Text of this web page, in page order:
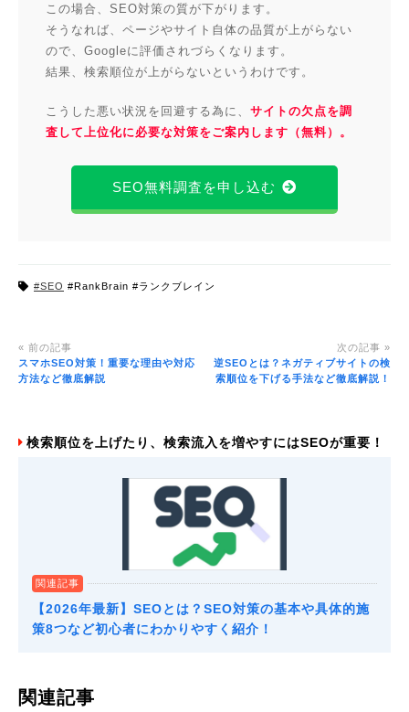
この場合、SEO対策の質が下がります。
そうなれば、ページやサイト自体の品質が上がらない
ので、Googleに評価されづらくなります。
結果、検索順位が上がらないというわけです。
こうした悪い状況を回避する為に、 サイトの欠点を調
査して上位化に必要な対策をご案内します（無料）。
SEO無料調査を申し込む
#SEO #RankBrain #ランクブレイン
« 前の記事
スマホSEO対策！重要な理由や対応
方法など徹底解説
次の記事 »
逆SEOとは？ネガティブサイトの検
索順位を下げる手法など徹底解説！
検索順位を上げたり、検索流入を増やすにはSEOが重要！
関連記事
【2026年最新】SEOとは？SEO対策の基本や具体的施
策8つなど初心者にわかりやすく紹介！
関連記事